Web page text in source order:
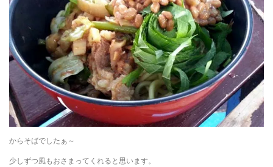
からそばでしたぁ～
少しずつ風もおさまってくれると思います。